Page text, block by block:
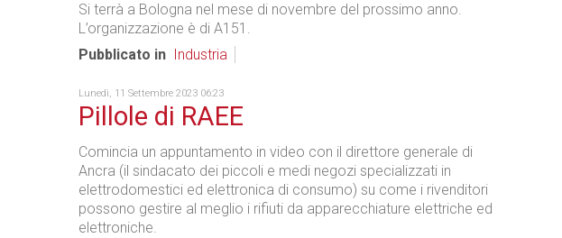
Si terrà a Bologna nel mese di novembre del prossimo anno.
L’organizzazione è di A151.
Pubblicato in
Industria
Lunedì, 11 Settembre 2023 06:23
Pillole di RAEE
Comincia un appuntamento in video con il direttore generale di
Ancra (il sindacato dei piccoli e medi negozi specializzati in
elettrodomestici ed elettronica di consumo) su come i rivenditori
possono gestire al meglio i rifiuti da apparecchiature elettriche ed
elettroniche.